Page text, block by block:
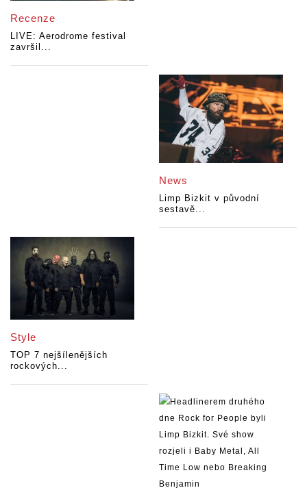
Recenze
LIVE: Aerodrome festival
završil...
News
Limp Bizkit v původní
sestavě...
Style
TOP 7 nejšílenějších
rockových...